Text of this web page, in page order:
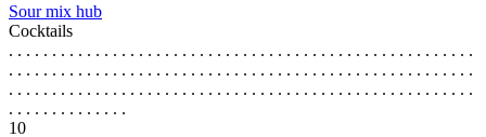
Sour mix hub
Cocktails
. . . . . . . . . . . . . . . . . . . . . . . . . . . . . . . . . . . . . . . . . . . . . . . . . . . . . .
. . . . . . . . . . . . . . . . . . . . . . . . . . . . . . . . . . . . . . . . . . . . . . . . . . . . . .
. . . . . . . . . . . . . . . . . . . . . . . . . . . . . . . . . . . . . . . . . . . . . . . . . . . . . .
. . . . . . . . . . . . . .
10